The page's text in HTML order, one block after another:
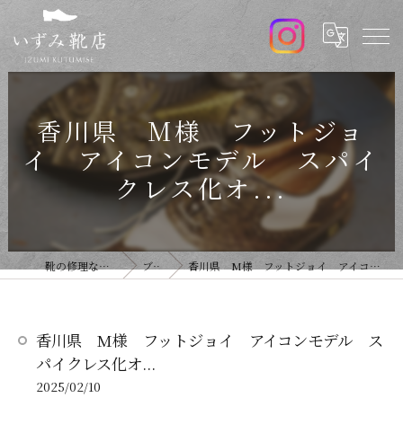
香川県 M様 フットジョ
イ アイコンモデル スパイ
クレス化オ...
靴の修理ならいずみ靴店 ブログ 香川県 M様 フットジョイ アイコンモデル スパイクレス化オ...
香川県 M様 フットジョイ アイコンモデル ス
パイクレス化オ...
2025/02/10